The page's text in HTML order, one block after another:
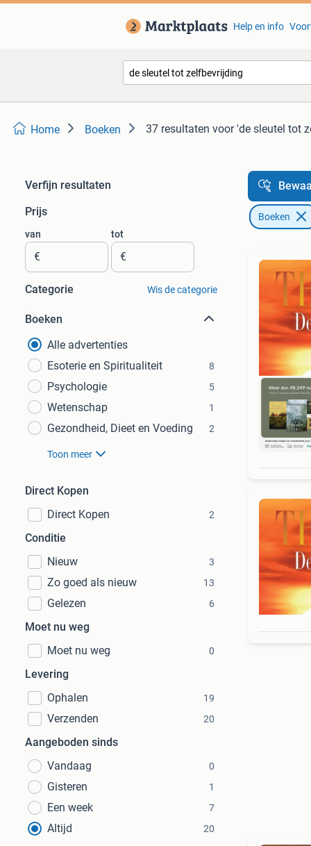
Help en info
Home Boeken 37 resultaten voor 'de sleutel tot
Verfijn resultaten
Prijs
van
€
tot
€
Categorie Wis de categorie
Boeken
Alle advertenties
Esoterie en Spiritualiteit
8
Psychologie 5
Wetenschap 1
Gezondheid, Dieet en Voeding 2
Toon meer
Direct Kopen
Direct Kopen
2
Conditie
Nieuw
3
Zo goed als nieuw 13
Gelezen 6
Moet nu weg
Moet nu weg
0
Levering
Ophalen
19
Verzenden 20
Aangeboden sinds
Vandaag
0
Gisteren 1
Een week 7
Altijd 20
Boeken